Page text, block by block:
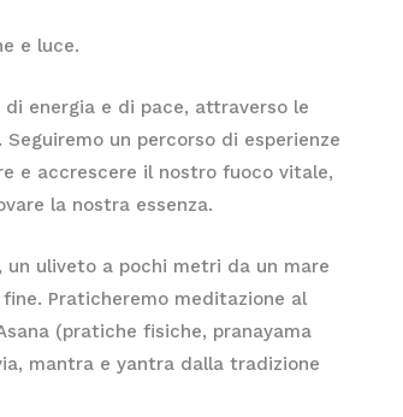
e luce.
energia e di pace, attraverso le
un percorso di esperienze
e accrescere il nostro fuoco vitale,
la nostra essenza.
uliveto a pochi metri da un mare
Praticheremo meditazione al
(pratiche fisiche, pranayama
mantra e yantra dalla tradizione